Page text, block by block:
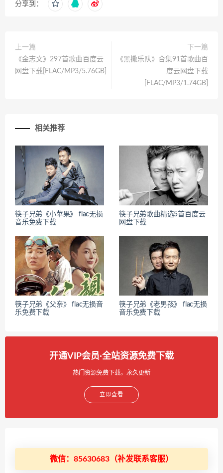
分享到：
上一篇
《金志文》297首歌曲百度云
网盘下载[FLAC/MP3/5.76GB]
下一篇
《黑撒乐队》合集91首歌曲百
度云网盘下载
[FLAC/MP3/1.74GB]
相关推荐
筷子兄弟《小苹果》 flac无损
音乐免费下载
筷子兄弟歌曲精选5首百度云
网盘下载
筷子兄弟《父亲》 flac无损音
乐免费下载
筷子兄弟《老男孩》 flac无损
音乐免费下载
开通VIP会员·全站资源免费下载
热门资源免费下载，永久更新
立即查看
微信：85630683（补发联系客服）